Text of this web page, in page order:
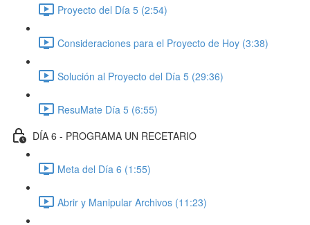
Proyecto del Día 5 (2:54)
Consideraciones para el Proyecto de Hoy (3:38)
Solución al Proyecto del Día 5 (29:36)
ResuMate Día 5 (6:55)
DÍA 6 - PROGRAMA UN RECETARIO
Meta del Día 6 (1:55)
Abrir y Manipular Archivos (11:23)